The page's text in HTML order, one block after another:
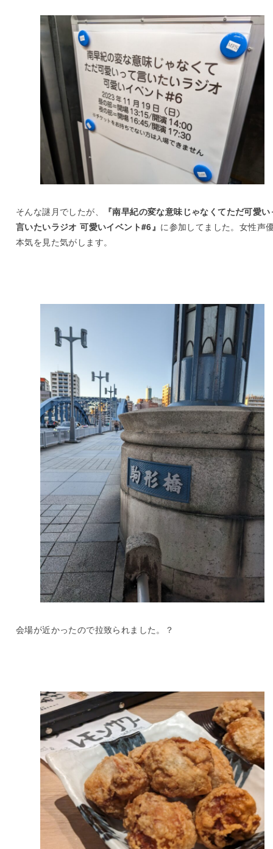
そんな謎月でしたが、
『南早紀の変な意味じゃなくてただ可愛い
言いたいラジオ 可愛いイベント#6』 に参加してました。女性声
本気を見た気がします。
会場が近かったので拉致られました。？